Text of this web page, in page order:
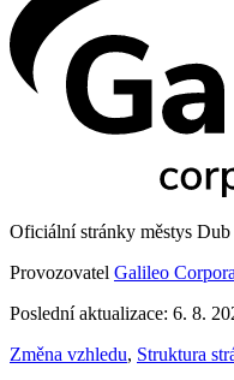
Oficiální stránky městys
Provozovatel Galileo
Poslední aktualizace: 6. 8.
Změna vzhledu, Struktura